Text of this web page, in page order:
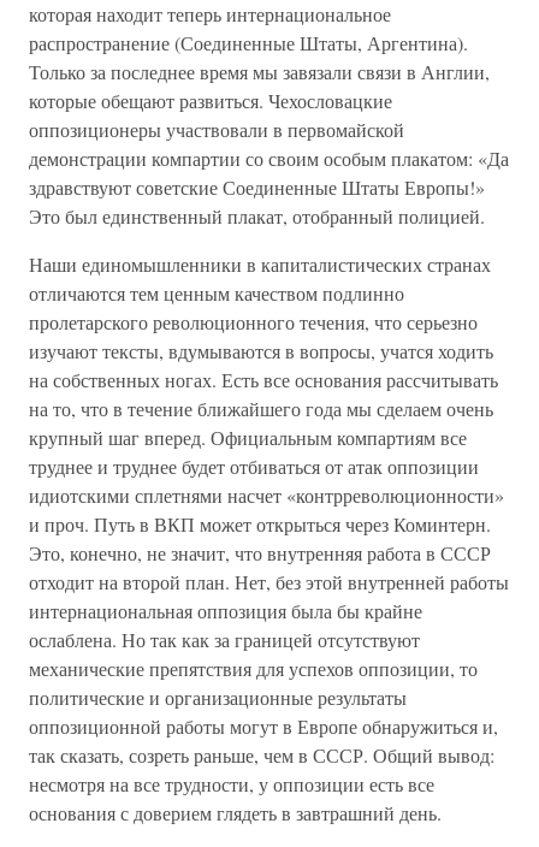
которая находит теперь интернациональное
распространение (Соединенные Штаты, Аргентина).
Только за последнее время мы завязали связи в Англии,
которые обещают развиться. Чехословацкие
оппозиционеры участвовали в первомайской
демонстрации компартии со своим особым плакатом: «Да
здравствуют советские Соединенные Штаты Европы!»
Это был единственный плакат, отобранный полицией.
Наши единомышленники в капиталистических странах
отличаются тем ценным качеством подлинно
пролетарского революционного течения, что серьезно
изучают тексты, вдумываются в вопросы, учатся ходить
на собственных ногах. Есть все основания рассчитывать
на то, что в течение ближайшего года мы сделаем очень
крупный шаг вперед. Официальным компартиям все
труднее и труднее будет отбиваться от атак оппозиции
идиотскими сплетнями насчет «контрреволюционности»
и проч. Путь в ВКП может открыться через Коминтерн.
Это, конечно, не значит, что внутренняя работа в СССР
отходит на второй план. Нет, без этой внутренней работы
интернациональная оппозиция была бы крайне
ослаблена. Но так как за границей отсутствуют
механические препятствия для успехов оппозиции, то
политические и организационные результаты
оппозиционной работы могут в Европе обнаружиться и,
так сказать, созреть раньше, чем в СССР. Общий вывод:
несмотря на все трудности, у оппозиции есть все
основания с доверием глядеть в завтрашний день.